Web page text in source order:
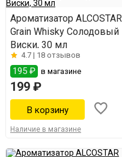
Ароматизатор ALCOSTAR
Grain Whisky Солодовый
Виски, 30 мл
4.7 | 18 отзывов
195 ₽ в магазине
199 ₽
Наличие в магазине